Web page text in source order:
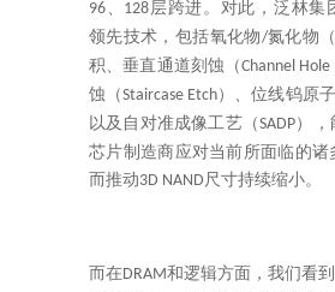
96、 128层跨进。对此，泛林集
领先技术，包括氧化物/氮化物（
积、垂直通道刻蚀（Channel Hole
蚀（Staircase Etch）、位线钨原
以及自对准成像工艺（SADP），
芯片制造商应对当前所面临的诸
而推动3D NAND 尺寸持续缩小。
而在DRAM和逻辑方面，我们看